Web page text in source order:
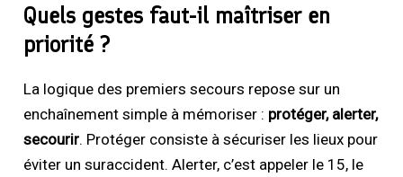
Quels gestes faut-il maîtriser en
priorité ?
La logique des premiers secours repose sur un
enchaînement simple à mémoriser : protéger, alerter,
secourir. Protéger consiste à sécuriser les lieux pour
éviter un suraccident. Alerter, c’est appeler le 15, le